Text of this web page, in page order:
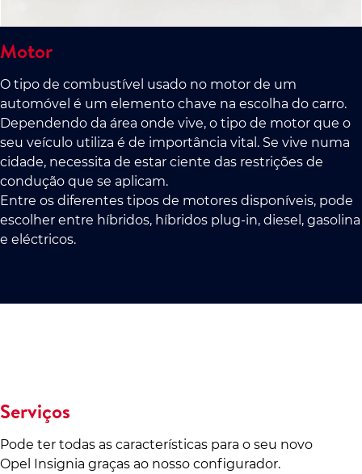
Motor
O tipo de combustível usado no motor de um
automóvel é um elemento chave na escolha do carro.
Dependendo da área onde vive, o tipo de motor que o
seu veículo utiliza é de importância vital. Se vive numa
cidade, necessita de estar ciente das restrições de
condução que se aplicam.
Entre os diferentes tipos de motores disponíveis, pode
escolher entre híbridos, híbridos plug-in, diesel, gasolina
e eléctricos.
Serviços
Pode ter todas as características para o seu novo
Opel Insignia graças ao nosso configurador.